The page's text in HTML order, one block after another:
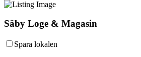
Säby Loge & Magasin
Spara lokalen